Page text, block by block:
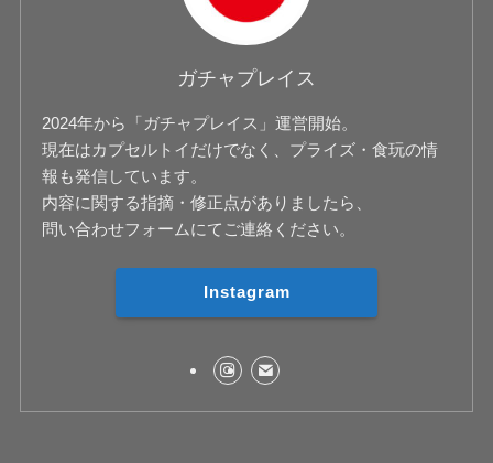
ガチャプレイス
2024年から「ガチャプレイス」運営開始。
現在はカプセルトイだけでなく、プライズ・食玩の情
報も発信しています。
内容に関する指摘・修正点がありましたら、
問い合わせフォームにてご連絡ください。
Instagram